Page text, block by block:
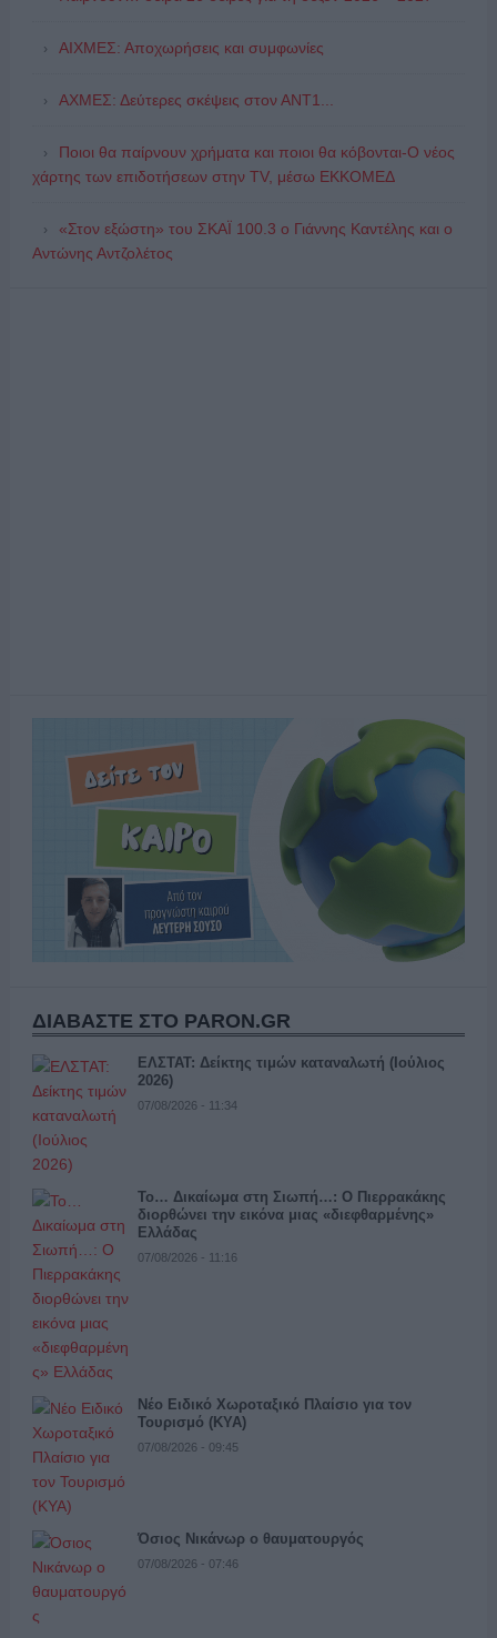
ΑΙΧΜΕΣ: Αποχωρήσεις και συμφωνίες
ΑΧΜΕΣ: Δεύτερες σκέψεις στον ΑΝΤ1...
Ποιοι θα παίρνουν χρήματα και ποιοι θα κόβονται-Ο νέος
χάρτης των επιδοτήσεων στην TV, μέσω ΕΚΚΟΜΕΔ
«Στον εξώστη» του ΣΚΑΪ 100.3 ο Γιάννης Καντέλης και ο
Αντώνης Αντζολέτος
ΔΙΑΒΑΣΤΕ ΣΤΟ PARON.GR
ΕΛΣΤΑΤ: Δείκτης τιμών καταναλωτή (Ιούλιος
2026)
07/08/2026 - 11:34
Το… Δικαίωμα στη Σιωπή…: Ο Πιερρακάκης
διορθώνει την εικόνα μιας «διεφθαρμένης»
Ελλάδας
07/08/2026 - 11:16
Νέο Ειδικό Χωροταξικό Πλαίσιο για τον
Τουρισμό (ΚΥΑ)
07/08/2026 - 09:45
Όσιος Νικάνωρ ο θαυματουργός
07/08/2026 - 07:46